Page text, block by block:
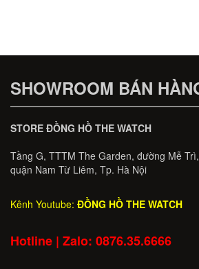
SHOWROOM BÁN
STORE ĐỒNG HỒ THE WATCH
Tầng G, TTTM The Garden, đường Mễ
quận Nam Từ Liêm, Tp. Hà Nội
Kênh Youtube: ĐỒNG HỒ THE WATCH
Hotline | Zalo: 0876.35.6666